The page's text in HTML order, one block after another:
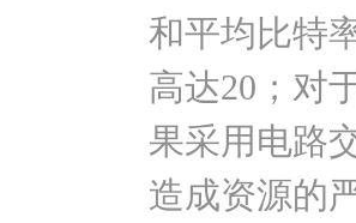
和平均比特
高达20；对
果采用电路
造成资源的